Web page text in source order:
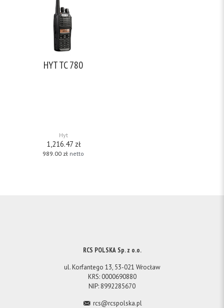
HYT TC 780
Hyt
1,216.47 zł
989.00 zł netto
RCS POLSKA Sp. z o.o.
ul. Korfantego 13, 53-021 Wrocław
KRS: 0000690880
NIP: 8992285670
rcs@rcspolska.pl